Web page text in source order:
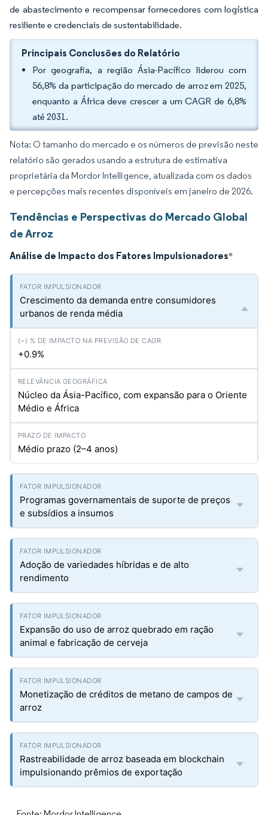
de abastecimento e recompensar fornecedores com logística
resiliente e credenciais de sustentabilidade.
Principais Conclusões do Relatório
Por geografia, a região Ásia-Pacífico liderou com
56,8% da participação do mercado de arroz em 2025,
enquanto a África deve crescer a um CAGR de 6,8%
até 2031.
Nota: O tamanho do mercado e os números de previsão neste
relatório são gerados usando a estrutura de estimativa
proprietária da Mordor Intelligence, atualizada com os dados
e percepções mais recentes disponíveis em janeiro de 2026.
Tendências e Perspectivas do Mercado Global
de Arroz
Análise de Impacto dos Fatores Impulsionadores*
Crescimento da demanda entre consumidores
urbanos de renda média
+0.9%
Núcleo da Ásia-Pacífico, com expansão para o Oriente
Médio e África
Médio prazo (2–4 anos)
Programas governamentais de suporte de preços
e subsídios a insumos
Adoção de variedades híbridas e de alto
rendimento
Expansão do uso de arroz quebrado em ração
animal e fabricação de cerveja
Monetização de créditos de metano de campos de
arroz
Rastreabilidade de arroz baseada em blockchain
impulsionando prêmios de exportação